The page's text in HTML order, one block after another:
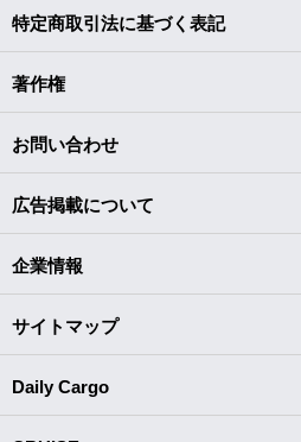
特定商取引法に基づく表記
著作権
お問い合わせ
広告掲載について
企業情報
サイトマップ
Daily Cargo